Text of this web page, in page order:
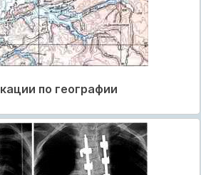
по географии